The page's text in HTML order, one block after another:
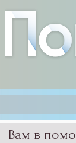
Вам в